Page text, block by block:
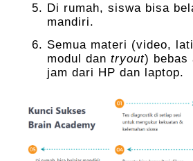
Di rumah, siswa bisa
mandiri.
Semua materi (video,
modul dan tryout) bebas
jam dari HP dan laptop.